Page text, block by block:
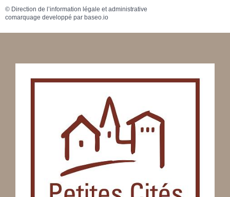
© Direction de l’information légale et administrative
comarquage developpé par baseo.io